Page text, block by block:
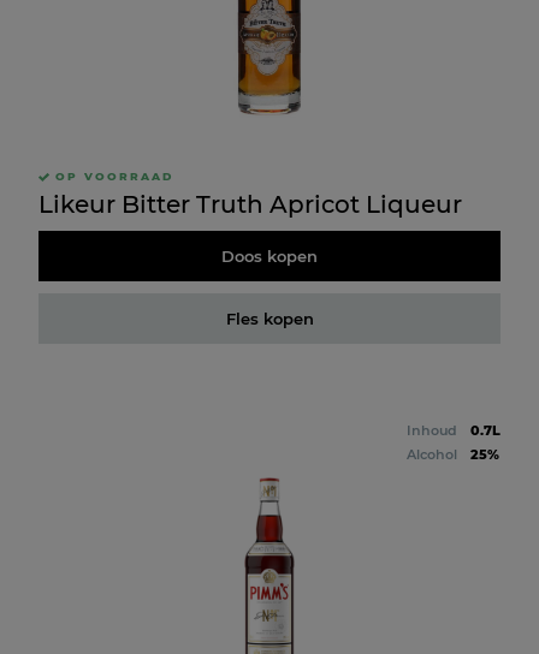
OP VOORRAAD
Likeur Bitter Truth Apricot Liqueur
Doos kopen
Fles kopen
Inhoud
0.7L
Alcohol
25%